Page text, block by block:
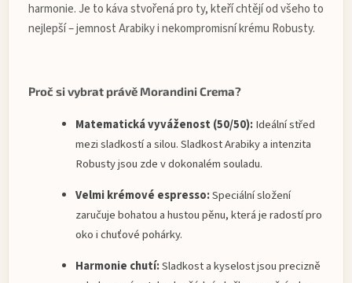
harmonie. Je to káva stvořená pro ty, kteří chtějí od všeho to
nejlepší – jemnost Arabiky i nekompromisní krému Robusty.
Proč si vybrat právě Morandini Crema?
Matematická vyváženost (50/50):Ideální střed
mezi sladkostí a silou. Sladkost Arabiky a intenzita
Robusty jsou zde v dokonalém souladu.
Velmi krémové espresso:Speciální složení
zaručuje bohatou a hustou pěnu, která je radostí pro
oko i chuťové pohárky.
Harmonie chutí:Sladkost a kyselost jsou precizně